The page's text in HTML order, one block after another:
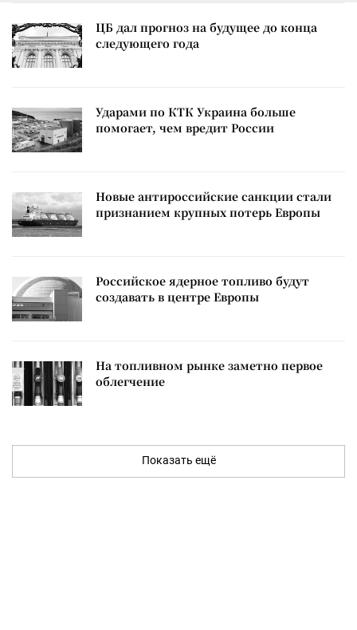
ЦБ дал прогноз на будущее до конца
следующего года
Ударами по КТК Украина больше
помогает, чем вредит России
Новые антироссийские санкции стали
признанием крупных потерь Европы
Российское ядерное топливо будут
создавать в центре Европы
На топливном рынке заметно первое
облегчение
Показать ещё